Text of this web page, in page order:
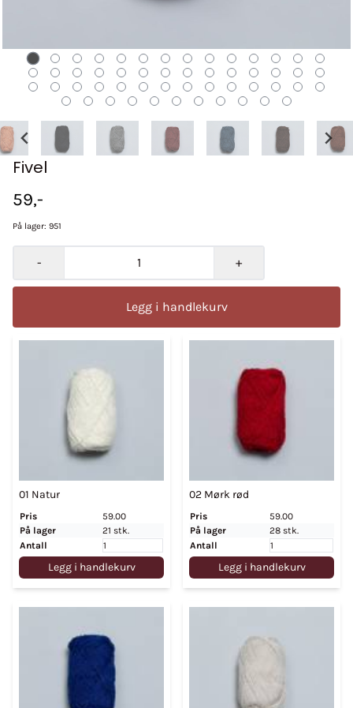
Fivel
59,-
På lager: 951
- +
Legg i handlekurv
01 Natur
Pris
59.00
På lager
21 stk.
Antall
Legg i handlekurv
02 Mørk rød
Pris
59.00
På lager
28 stk.
Antall
Legg i handlekurv